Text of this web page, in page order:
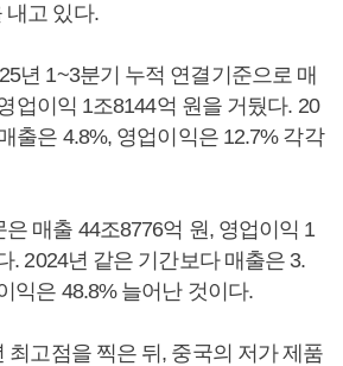
내고 있다.
년 1~3분기 누적 연결기준으로 매
업이익 1조8144억 원을 거뒀다. 20
출은 4.8%, 영업이익은 12.7% 각각
매출 44조8776억 원, 영업이익 1
. 2024년 같은 기간보다 매출은 3.
익은 48.8% 늘어난 것이다.
최고점을 찍은 뒤, 중국의 저가 제품